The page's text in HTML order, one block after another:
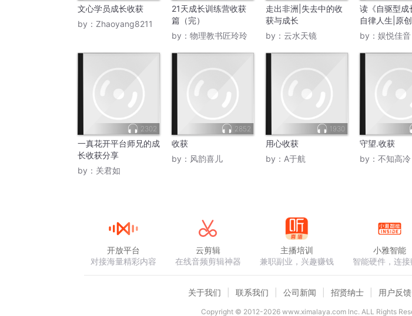
文心学员成长收获
by： Zhaoyang8211
21天成长训练营收获
篇（完）
by： 物理教书匠玲玲
走出非洲|失去中的收
获与成长
by： 云水天镜
读《自驱型成
自律人生|原创
by： 娱悦佳音
2302
一真花开平台师兄的成
长收获分享
by： 关君如
2852
收获
by： 风韵喜儿
1930
用心收获
by： A于航
守望.收获
by： 不知高冷
开放平台
对接海量精彩内容
云剪辑
在线音频剪辑神器
主播培训
兼职副业，兴趣赚钱
小雅智能
智能硬件，连
关于我们 联系我们 公司新闻 招贤纳士 用户反馈
Copyright © 2012-2026www.ximalaya.com lnc. ALL Rights